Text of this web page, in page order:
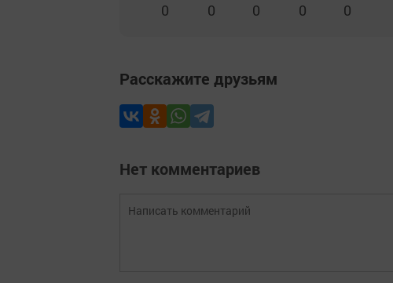
0 0 0 0 0
Расскажите друзьям
Нет комментариев